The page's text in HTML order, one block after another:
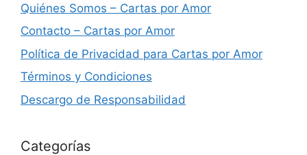
Quiénes Somos – Cartas por Amor
Contacto – Cartas por Amor
Política de Privacidad para Cartas por Amor
Términos y Condiciones
Descargo de Responsabilidad
Categorías